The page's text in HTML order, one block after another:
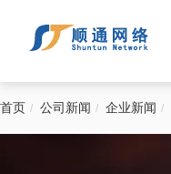
首页 公司新闻 企业新闻